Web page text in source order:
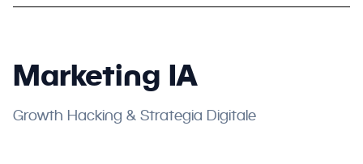
Marketing IA
Growth Hacking & Strategia Digitale